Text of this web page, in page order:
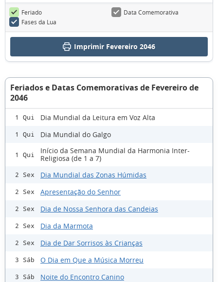
Feriado
Data Comemorativa
Fases da Lua
Imprimir Fevereiro 2046
Feriados e Datas Comemorativas de Fevereiro de
2046
1 Qui Dia Mundial da Leitura em Voz Alta
1 Qui Dia Mundial do Galgo
1 Qui
Início da Semana Mundial da Harmonia Inter-
Religiosa (de 1 a 7)
2 Sex Dia Mundial das Zonas Húmidas
2 Sex Apresentação do Senhor
2 Sex Dia de Nossa Senhora das Candeias
2 Sex Dia da Marmota
2 Sex Dia de Dar Sorrisos às Crianças
3 Sáb O Dia em Que a Música Morreu
3 Sáb Noite do Encontro Canino